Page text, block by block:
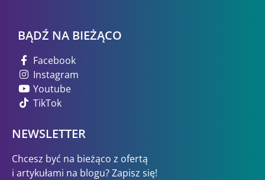
BĄDŹ NA BIEŻĄCO
Facebook
Instagram
Youtube
TikTok
NEWSLETTER
Chcesz być na bieżąco z ofertą
i artykułami na blogu? Zapisz się!